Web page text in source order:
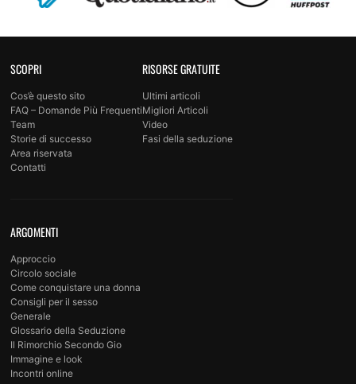
SCOPRI
Cos’è questo sito
FAQ – Domande Più Frequenti
Team
Storie di successo
Area riservata
Contatti
RISORSE GRATUITE
Ultimi articoli
Migliori Articoli
Video
Fasi della seduzione
ARGOMENTI
Approccio
Circolo sociale
Come conquistare una donna
Consigli per il sesso
Generale
Glossario della Seduzione
Il Rimorchio Secondo Gio
Immagine e look
Incontri online